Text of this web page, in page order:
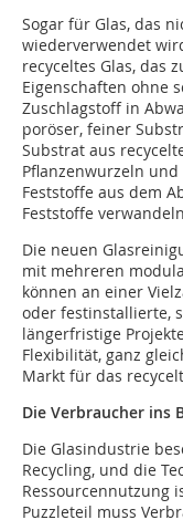
Sogar für Glas, das
wiederverwendet
recyceltes Glas, das
Eigenschaften ohne
Zuschlagstoff in
poröser, feiner
Substrat aus
Pflanzenwurzeln
Feststoffe aus dem
Feststoffe
Die neuen
mit mehreren
können an einer
oder festinstallierte,
längerfristige
Flexibilität, ganz
Markt für das
Die Verbraucher ins
Die Glasindustrie
Recycling, und die
Ressourcennutzung
Puzzleteil muss